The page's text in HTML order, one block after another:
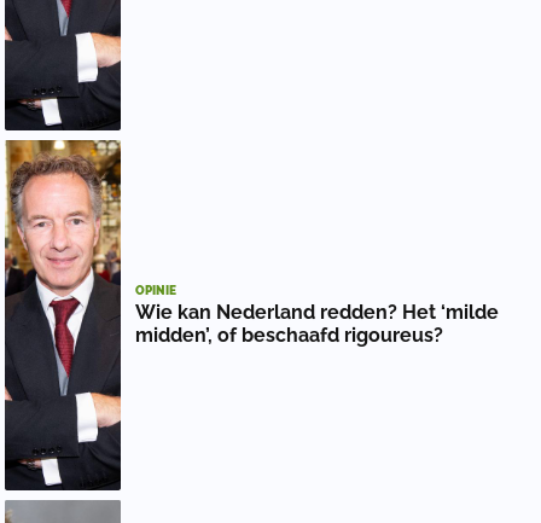
OPINIE
Wie kan Nederland redden? Het ‘milde
midden’, of beschaafd rigoureus?